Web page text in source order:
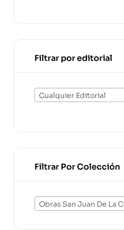
Filtrar por editorial
Cualquier Editorial
Filtrar Por Colección
Obras San Juan De La Cruz (4)